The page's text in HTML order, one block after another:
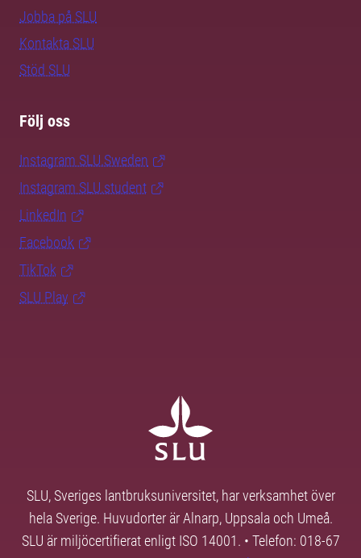
Jobba på SLU
Kontakta SLU
Stöd SLU
Följ oss
Instagram SLU.Sweden
Instagram SLU.student
LinkedIn
Facebook
TikTok
SLU Play
SLU, Sveriges lantbruksuniversitet, har verksamhet över
hela Sverige. Huvudorter är Alnarp, Uppsala och Umeå.
SLU är miljöcertifierat enligt ISO 14001. • Telefon: 018-67